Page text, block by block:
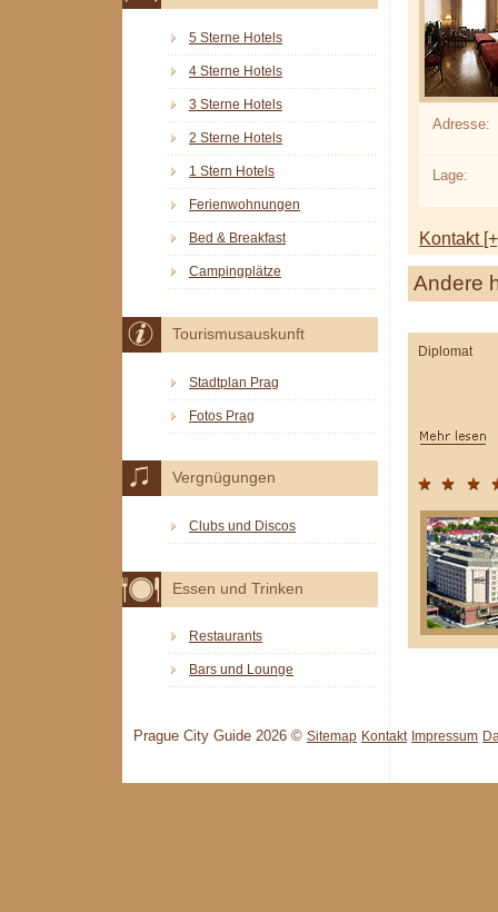
Adresse:
Lage:
Kontakt
Andere
Diplomat
5 Sterne Hotels
4 Sterne Hotels
3 Sterne Hotels
2 Sterne Hotels
1 Stern Hotels
Ferienwohnungen
Bed & Breakfast
Campingplätze
Tourismusauskunft
Stadtplan Prag
Fotos Prag
Vergnügungen
Clubs und Discos
Essen und Trinken
Restaurants
Bars und Lounge
Prague City Guide 2026 © Sitemap Kontakt Impressum